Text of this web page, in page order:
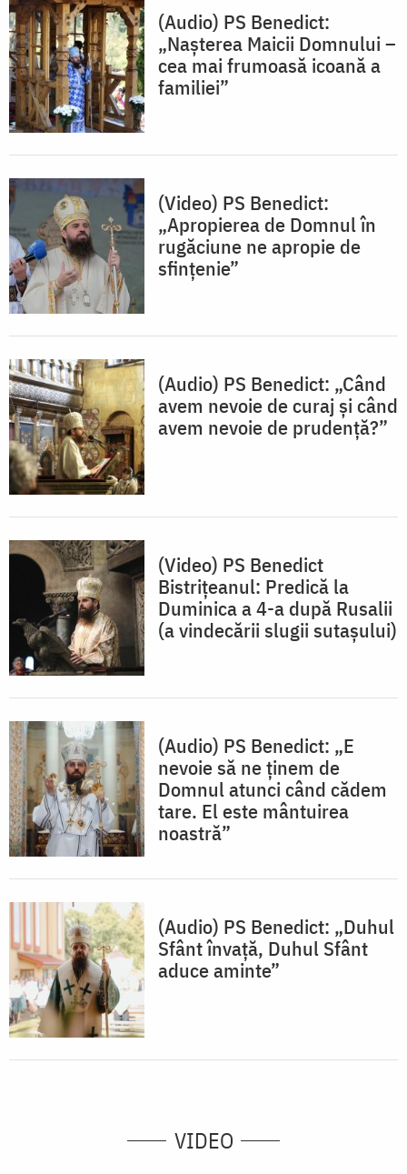
(Audio) PS Benedict:
„Nașterea Maicii Domnului –
cea mai frumoasă icoană a
familiei”
(Video) PS Benedict:
„Apropierea de Domnul în
rugăciune ne apropie de
sfințenie”
(Audio) PS Benedict: „Când
avem nevoie de curaj și când
avem nevoie de prudență?”
(Video) PS Benedict
Bistrițeanul: Predică la
Duminica a 4-a după Rusalii
(a vindecării slugii sutașului)
(Audio) PS Benedict: „E
nevoie să ne ținem de
Domnul atunci când cădem
tare. El este mântuirea
noastră”
(Audio) PS Benedict: „Duhul
Sfânt învață, Duhul Sfânt
aduce aminte”
VIDEO